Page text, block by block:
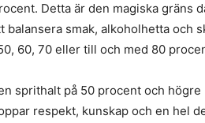
Detta är den magiska gräns
balansera smak, alkoholhetta och
60, 70 eller till och med 80
sprithalt på 50 procent och
respekt, kunskap och en hel